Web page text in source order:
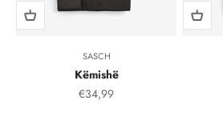
SASCH
Këmishë
Çmimi i shitjes, çmimi i shitjeve
€34,99